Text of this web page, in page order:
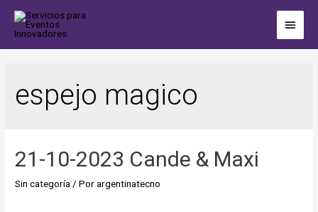
espejo magico
21-10-2023 Cande & Maxi
Sin categoría / Porargentinatecno